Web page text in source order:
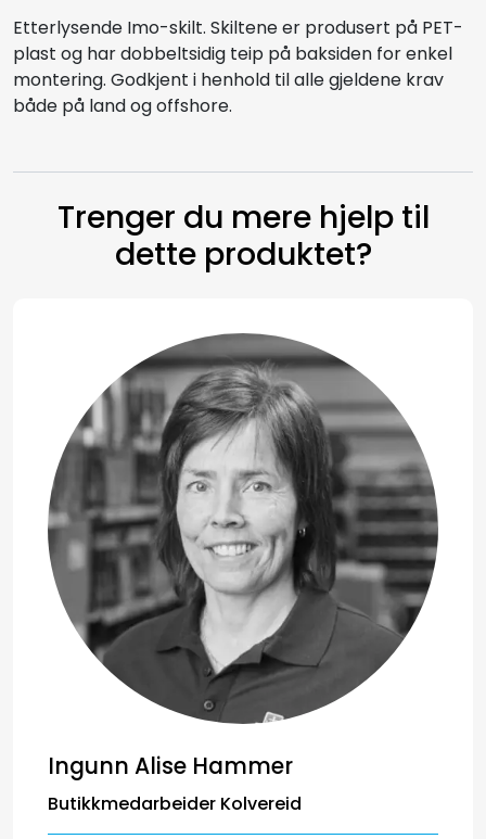
Etterlysende Imo-skilt. Skiltene er produsert på PET-
plast og har dobbeltsidig teip på baksiden for enkel
montering. Godkjent i henhold til alle gjeldene krav
både på land og offshore.
Trenger du mere hjelp til
dette produktet?
Ingunn Alise Hammer
Butikkmedarbeider Kolvereid